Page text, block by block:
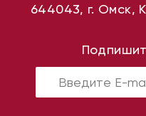
644043, г. Омск,